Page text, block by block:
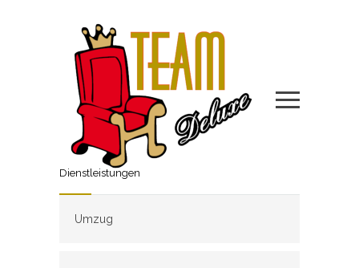
Dienstleistungen
Umzug